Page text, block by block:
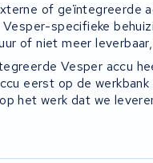
of geïntegreerde
specifieke
of niet meer
Vesper accu
eerst op de
het werk dat we